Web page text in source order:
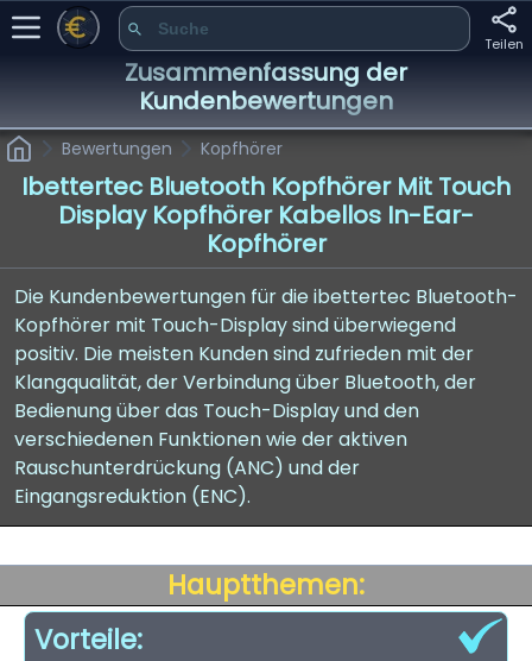
Teilen
Zusammenfassung der
Kundenbewertungen
Bewertungen Kopfhörer
Ibettertec Bluetooth Kopfhörer Mit Touch
Display Kopfhörer Kabellos In-Ear-
Kopfhörer
Die Kundenbewertungen für die ibettertec Bluetooth-
Kopfhörer mit Touch-Display sind überwiegend
positiv. Die meisten Kunden sind zufrieden mit der
Klangqualität, der Verbindung über Bluetooth, der
Bedienung über das Touch-Display und den
verschiedenen Funktionen wie der aktiven
Rauschunterdrückung (ANC) und der
Eingangsreduktion (ENC).
Hauptthemen:
Vorteile: